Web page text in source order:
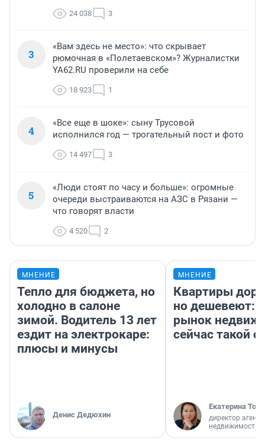
24 038 3
3
«Вам здесь не место»: что скрывает
рюмочная в «Полетаевском»? Журналистки
YA62.RU проверили на себе
18 923 1
4
«Все еще в шоке»: сыну Трусовой
исполнился год — трогательный пост и фото
14 497 3
5
«Люди стоят по часу и больше»: огромные
очереди выстраиваются на АЗС в Рязани —
что говорят власти
4 520 2
МНЕНИЕ
Тепло для бюджета, но
холодно в салоне
зимой. Водитель 13 лет
ездит на электрокаре:
плюсы и минусы
Денис Дедюхин
МНЕНИЕ
Квартиры
но дешевеют:
рынок
сейчас такой
Екатерина
директор
недвижимости